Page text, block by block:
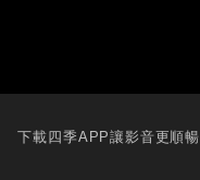
下載四季APP讓影音更順暢